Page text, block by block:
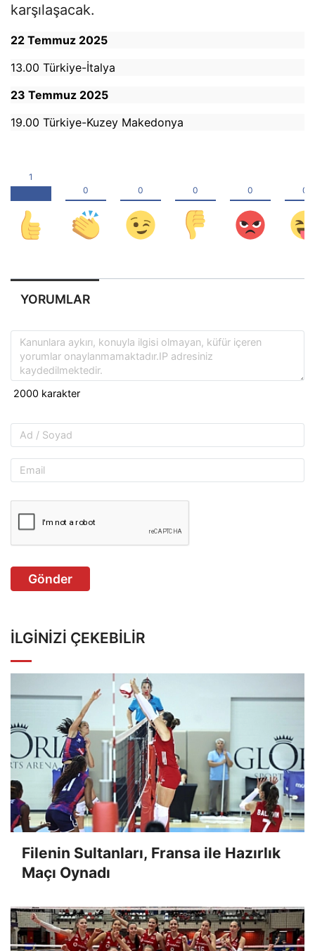
karşılaşacak.
22 Temmuz 2025
13.00 Türkiye-İtalya
23 Temmuz 2025
19.00 Türkiye-Kuzey Makedonya
YORUMLAR
Gönder
İLGINIZI ÇEKEBILIR
Filenin Sultanları, Fransa ile Hazırlık
Maçı Oynadı